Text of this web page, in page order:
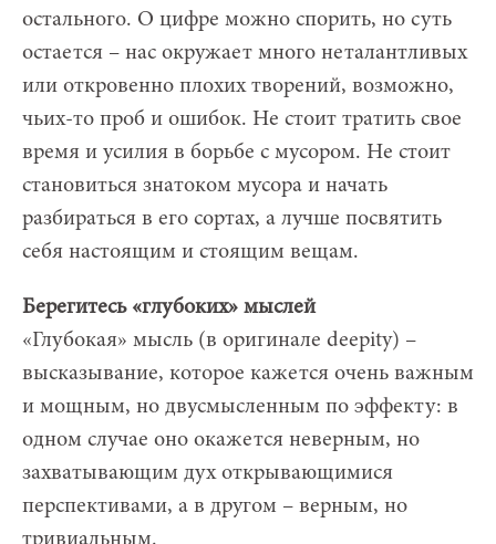
остального. О цифре можно спорить, но суть
остается – нас окружает много неталантливых
или откровенно плохих творений, возможно,
чьих-то проб и ошибок. Не стоит тратить свое
время и усилия в борьбе с мусором. Не стоит
становиться знатоком мусора и начать
разбираться в его сортах, а лучше посвятить
себя настоящим и стоящим вещам.
Берегитесь «глубоких» мыслей
«Глубокая» мысль (в оригинале deepity) –
высказывание, которое кажется очень важным
и мощным, но двусмысленным по эффекту: в
одном случае оно окажется неверным, но
захватывающим дух открывающимися
перспективами, а в другом – верным, но